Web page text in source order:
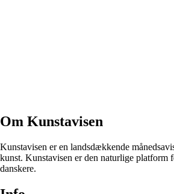
Om Kunstavisen
Kunstavisen er en landsdækkende
kunst. Kunstavisen er den naturlige platform
danskere.